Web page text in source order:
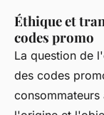
Éthique et
codes promo
La question de l'
des codes
consommateurs